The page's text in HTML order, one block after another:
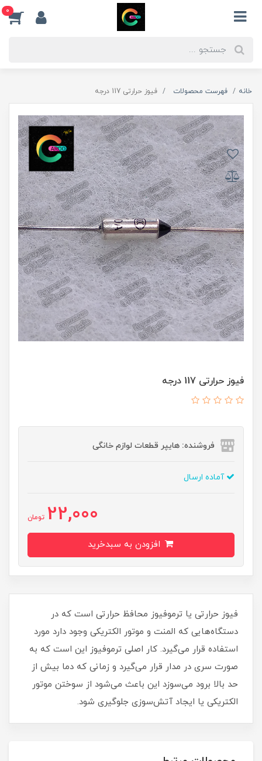
0
خانه فهرست محصولات فیوز حرارتی 117 درجه
فیوز حرارتی 117 درجه
فروشنده: هایپر قطعات لوازم خانگی
آماده ارسال
22,000 تومان
​​​​فیوز حرارتی یا ترموفیوز محافظ حرارتی است که در
دستگاه‌هایی که المنت و موتور الکتریکی وجود دارد مورد
استفاده قرار می‌گیرد. کار اصلی ترموفیوز این است که به
صورت سری در مدار قرار می‌گیرد و زمانی که دما بیش از
حد بالا برود می‌سوزد این باعث می‌شود از سوختن موتور
الکتریکی یا ایجاد آتش‌سوزی جلوگیری شود.